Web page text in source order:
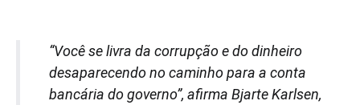
“Você se livra da corrupção e do dinheiro
desaparecendo no caminho para a conta
bancária do governo”, afirma Bjarte Karlsen,